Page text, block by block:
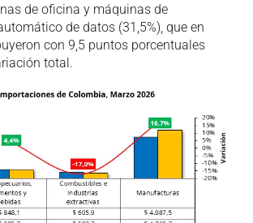
de oficina y máquinas de
de datos (31,5%), que en
con 9,5 puntos porcentuales
total.